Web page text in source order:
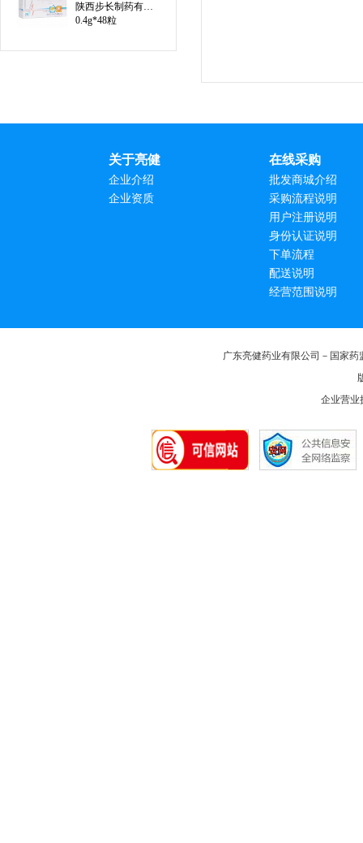
陕西步长制药有限公司
0.4g*48粒
关于亮健
企业介绍
企业资质
在线采购
批发商城介绍
采购流程说明
用户注册说明
身份认证说明
下单流程
配送说明
经营范围说明
广东亮健药业有限公司－国家
企业营业